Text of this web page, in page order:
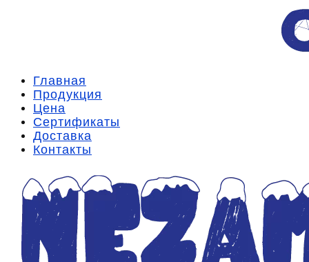
Главная
Продукция
Цена
Сертификаты
Доставка
Контакты